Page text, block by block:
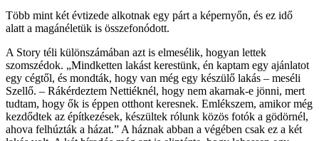
Több mint két évtizede alkotnak egy párt a képernyőn, és ez idő
alatt a magánéletük is összefonódott.
A Story téli különszámában azt is elmesélik, hogyan lettek
szomszédok. „Mindketten lakást kerestünk, én kaptam egy ajánlatot
egy cégtől, és mondták, hogy van még egy készülő lakás – meséli
Szellő. – Rákérdeztem Nettiéknél, hogy nem akarnak-e jönni, mert
tudtam, hogy ők is éppen otthont keresnek. Emlékszem, amikor még
kezdődtek az építkezések, készültek rólunk közös fotók a gödörnél,
ahova felhúzták a házat.” A háznak abban a végében csak ez a két